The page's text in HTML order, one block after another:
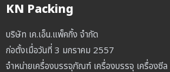
KN Packing
บริษัท เค.เอ็น.แพ็คกิ้ง จำกัด
ก่อตั้งเมื่อวันที่ 3 มกราคม 2557
จำหน่ายเครื่องบรรจุภัณฑ์ เครื่องบรรจุ เครื่องซีล